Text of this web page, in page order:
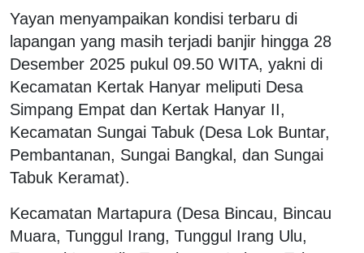
Yayan menyampaikan kondisi terbaru di
lapangan yang masih terjadi banjir hingga 28
Desember 2025 pukul 09.50 WITA, yakni di
Kecamatan Kertak Hanyar meliputi Desa
Simpang Empat dan Kertak Hanyar II,
Kecamatan Sungai Tabuk (Desa Lok Buntar,
Pembantanan, Sungai Bangkal, dan Sungai
Tabuk Keramat).
Kecamatan Martapura (Desa Bincau, Bincau
Muara, Tunggul Irang, Tunggul Irang Ulu,